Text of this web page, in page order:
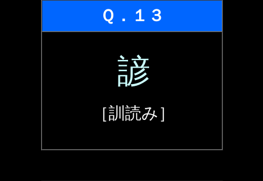
Ｑ．１３
諺
［訓読み］